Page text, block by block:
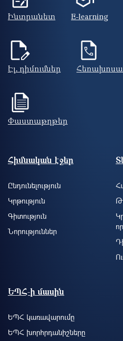
Ինտրանետ E-learning
Էլ. դիմումներ
Փաստաթղթեր
Footer site information
Հիմնական էջեր
Ընդունելություն
Կրթություն
Գիտություն
Նորություններ
ԵՊՀ-ի մասին
ԵՊՀ կառավարումը
ԵՊՀ խորհրդանիշները